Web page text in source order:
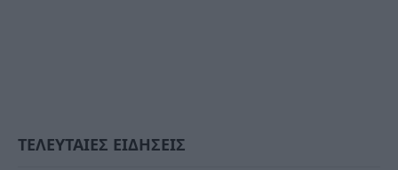
ΤΕΛΕΥΤΑΙΕΣ ΕΙΔΗΣΕΙΣ